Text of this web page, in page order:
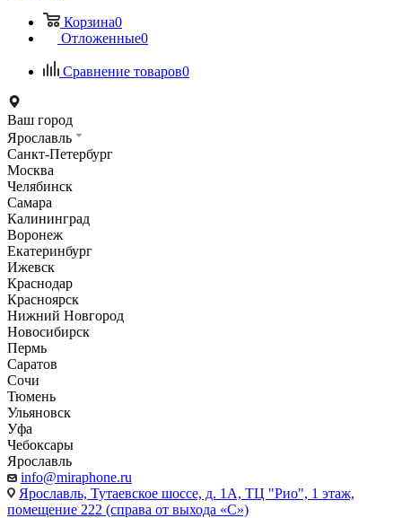
Корзина0
Отложенные0
Сравнение товаров0
Ваш город
Ярославль
Санкт-Петербург
Москва
Челябинск
Самара
Калининград
Воронеж
Екатеринбург
Ижевск
Краснодар
Красноярск
Нижний Новгород
Новосибирск
Пермь
Саратов
Сочи
Тюмень
Ульяновск
Уфа
Чебоксары
Ярославль
info@miraphone.ru
Ярославль, Тутаевское шоссе, д. 1А, ТЦ "Рио", 1 этаж,
помещение 222 (справа от выхода «С»)